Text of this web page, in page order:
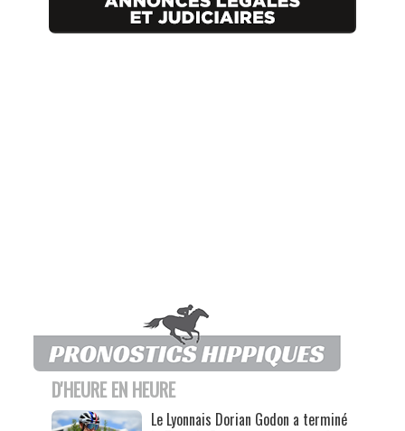
D'HEURE EN HEURE
Le Lyonnais Dorian Godon a terminé